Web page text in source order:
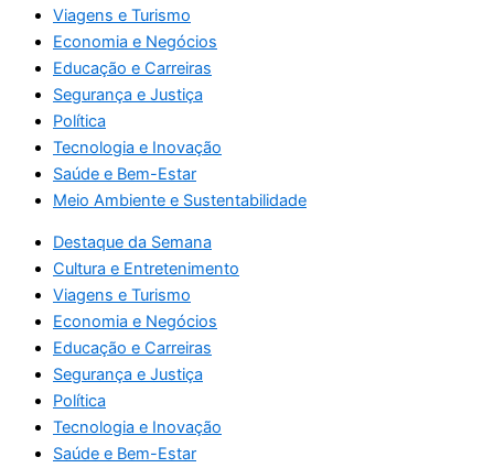
Viagens e Turismo
Economia e Negócios
Educação e Carreiras
Segurança e Justiça
Política
Tecnologia e Inovação
Saúde e Bem-Estar
Meio Ambiente e Sustentabilidade
Destaque da Semana
Cultura e Entretenimento
Viagens e Turismo
Economia e Negócios
Educação e Carreiras
Segurança e Justiça
Política
Tecnologia e Inovação
Saúde e Bem-Estar